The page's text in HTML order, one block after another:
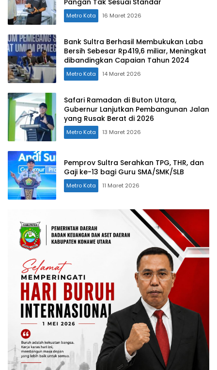
Metro Kota 16 Maret 2026
Bank Sultra Berhasil Membukukan Laba
Bersih Sebesar Rp419,6 miliar, Meningkat
dibandingkan Capaian Tahun 2024
Metro Kota 14 Maret 2026
Safari Ramadan di Buton Utara,
Gubernur Lanjutkan Pembangunan Jalan
yang Rusak Berat di 2026
Metro Kota 13 Maret 2026
Pemprov Sultra Serahkan TPG, THR, dan
Gaji ke-13 bagi Guru SMA/SMK/SLB
Metro Kota 11 Maret 2026